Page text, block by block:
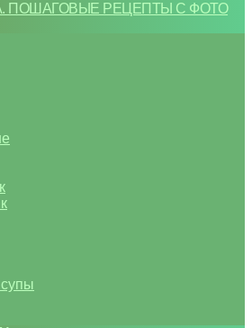
ПОШАГОВЫЕ РЕЦЕПТЫ С ФОТО